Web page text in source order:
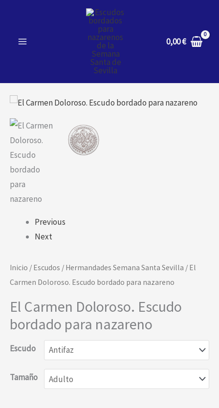
contenido
0,00€
Previous
Next
Inicio / Escudos / Hermandades Semana Santa Sevilla / El
Carmen Doloroso. Escudo bordado para nazareno
El Carmen Doloroso. Escudo
bordado para nazareno
Escudo
Tamaño
El
Carmen
Doloroso.
Escudo
bordado
para
nazareno
cantidad